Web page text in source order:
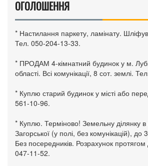
ОГОЛОШЕННЯ
* Настилання паркету, ламінату.
Тел. 050-204-13-33.
* ПРОДАМ 4-кімнатний будинок у м.
області. Всі комунікації, 8 сот. землі.
* Куплю старий будинок у місті або
561-10-96.
* Куплю. Терміново! Земельну ділянку в
Загорської (у полі, без комунікацій),
Без посередників. Розрахунок
047-11-52.